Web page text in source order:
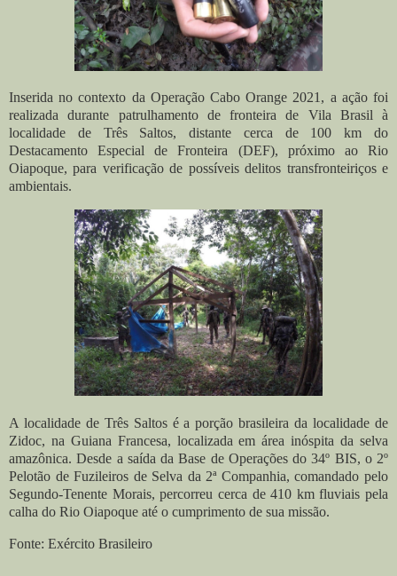
Inserida no contexto da Operação Cabo Orange 2021, a ação foi
realizada durante patrulhamento de fronteira de Vila Brasil à
localidade de Três Saltos, distante cerca de 100 km do
Destacamento Especial de Fronteira (DEF), próximo ao Rio
Oiapoque, para verificação de possíveis delitos transfronteiriços e
ambientais.
A localidade de Três Saltos é a porção brasileira da localidade de
Zidoc, na Guiana Francesa, localizada em área inóspita da selva
amazônica. Desde a saída da Base de Operações do 34º BIS, o 2º
Pelotão de Fuzileiros de Selva da 2ª Companhia, comandado pelo
Segundo-Tenente Morais, percorreu cerca de 410 km fluviais pela
calha do Rio Oiapoque até o cumprimento de sua missão.
Fonte: Exército Brasileiro